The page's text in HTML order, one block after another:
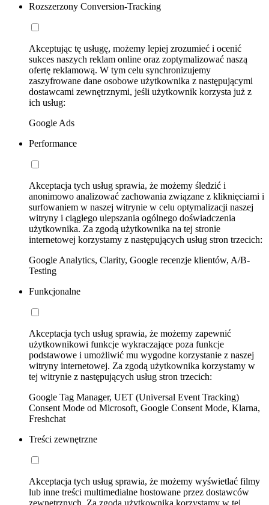
Rozszerzony Conversion-Tracking
Akceptując tę usługę, możemy lepiej zrozumieć i ocenić
sukces naszych reklam online oraz zoptymalizować naszą
ofertę reklamową. W tym celu synchronizujemy
zaszyfrowane dane osobowe użytkownika z następującymi
dostawcami zewnętrznymi, jeśli użytkownik korzysta już z
ich usług:
Google Ads
Performance
Akceptacja tych usług sprawia, że możemy śledzić i
anonimowo analizować zachowania związane z kliknięciami i
surfowaniem w naszej witrynie w celu optymalizacji naszej
witryny i ciągłego ulepszania ogólnego doświadczenia
użytkownika. Za zgodą użytkownika na tej stronie
internetowej korzystamy z następujących usług stron trzecich:
Google Analytics, Clarity, Google recenzje klientów, A/B-
Testing
Funkcjonalne
Akceptacja tych usług sprawia, że możemy zapewnić
użytkownikowi funkcje wykraczające poza funkcje
podstawowe i umożliwić mu wygodne korzystanie z naszej
witryny internetowej. Za zgodą użytkownika korzystamy w
tej witrynie z następujących usług stron trzecich:
Google Tag Manager, UET (Universal Event Tracking)
Consent Mode od Microsoft, Google Consent Mode, Klarna,
Freshchat
Treści zewnętrzne
Akceptacja tych usług sprawia, że możemy wyświetlać filmy
lub inne treści multimedialne hostowane przez dostawców
zewnętrznych. Za zgodą użytkownika korzystamy w tej